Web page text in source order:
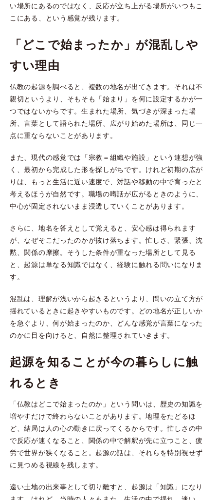
い場所にあるのではなく、反応が立ち上がる場所がいつもこ
こにある、という感覚が残ります。
「どこで始まったか」が混乱しや
すい理由
仏教の起源を調べると、複数の地名が出てきます。それは不
親切というより、そもそも「始まり」を何に設定するかが一
つではないからです。生まれた場所、気づきが深まった場
所、言葉として語られた場所、広がり始めた場所は、同じ一
点に重ならないことがあります。
また、現代の感覚では「宗教＝組織や施設」という連想が強
く、最初から完成した形を探しがちです。けれど初期の広が
りは、もっと生活に近い速度で、対話や移動の中で育ったと
考えるほうが自然です。職場の噂話が広がるときのように、
中心が固定されないまま浸透していくことがあります。
さらに、地名を答えとして覚えると、安心感は得られます
が、なぜそこだったのかが抜け落ちます。忙しさ、緊張、沈
黙、関係の摩擦。そうした条件が重なった場所として見る
と、起源は単なる知識ではなく、経験に触れる問いになりま
す。
混乱は、理解が浅いから起きるというより、問いの立て方が
揺れているときに起きやすいものです。どの地名が正しいか
を急ぐより、何が始まったのか、どんな感覚が言葉になった
のかに目を向けると、自然に整理されていきます。
起源を知ることが今の暮らしに触
れるとき
「仏教はどこで始まったのか」という問いは、歴史の知識を
増やすだけで終わらないことがあります。地理をたどるほ
ど、結局は人の心の動きに戻ってくるからです。忙しさの中
で反応が速くなること、関係の中で解釈が先に立つこと、疲
労で世界が狭くなること。起源の話は、それらを特別視せず
に見つめる視線を残します。
遠い土地の出来事として切り離すと、起源は「知識」になり